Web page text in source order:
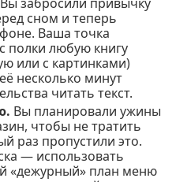
сном и теперь
Ваша точка
полки любую книгу
или с картинками)
несколько минут
читать текст.
Вы планировали ужины
чтобы не тратить
раз пропустили это.
— использовать
«дежурный» план меню